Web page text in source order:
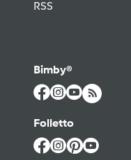
RSS
Bimby®
Folletto